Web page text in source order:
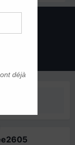
2007